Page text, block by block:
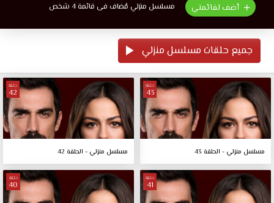
أضف لقائمتي مسلسل منزلي مُضاف فى قائمة 4 شخص
جميع حلقات مسلسل منزلي
حلقة
43
مسلسل منزلي - الحلقة 43
حلقة
42
مسلسل منزلي - الحلقة 42
حلقة
41
حلقة
40